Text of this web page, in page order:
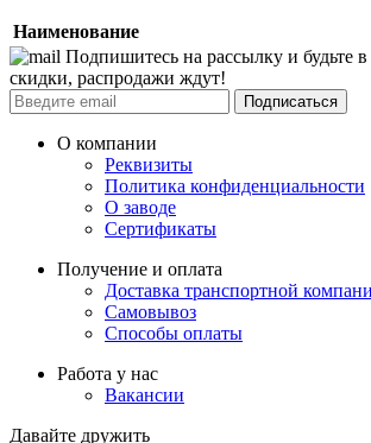
Наименование
Подпишитесь на рассылку и будьте
скидки, распродажи ждут!
Подписаться
О компании
Реквизиты
Политика конфиденциальности
О заводе
Сертификаты
Получение и оплата
Доставка транспортной
Самовывоз
Способы оплаты
Работа у нас
Вакансии
Давайте дружить